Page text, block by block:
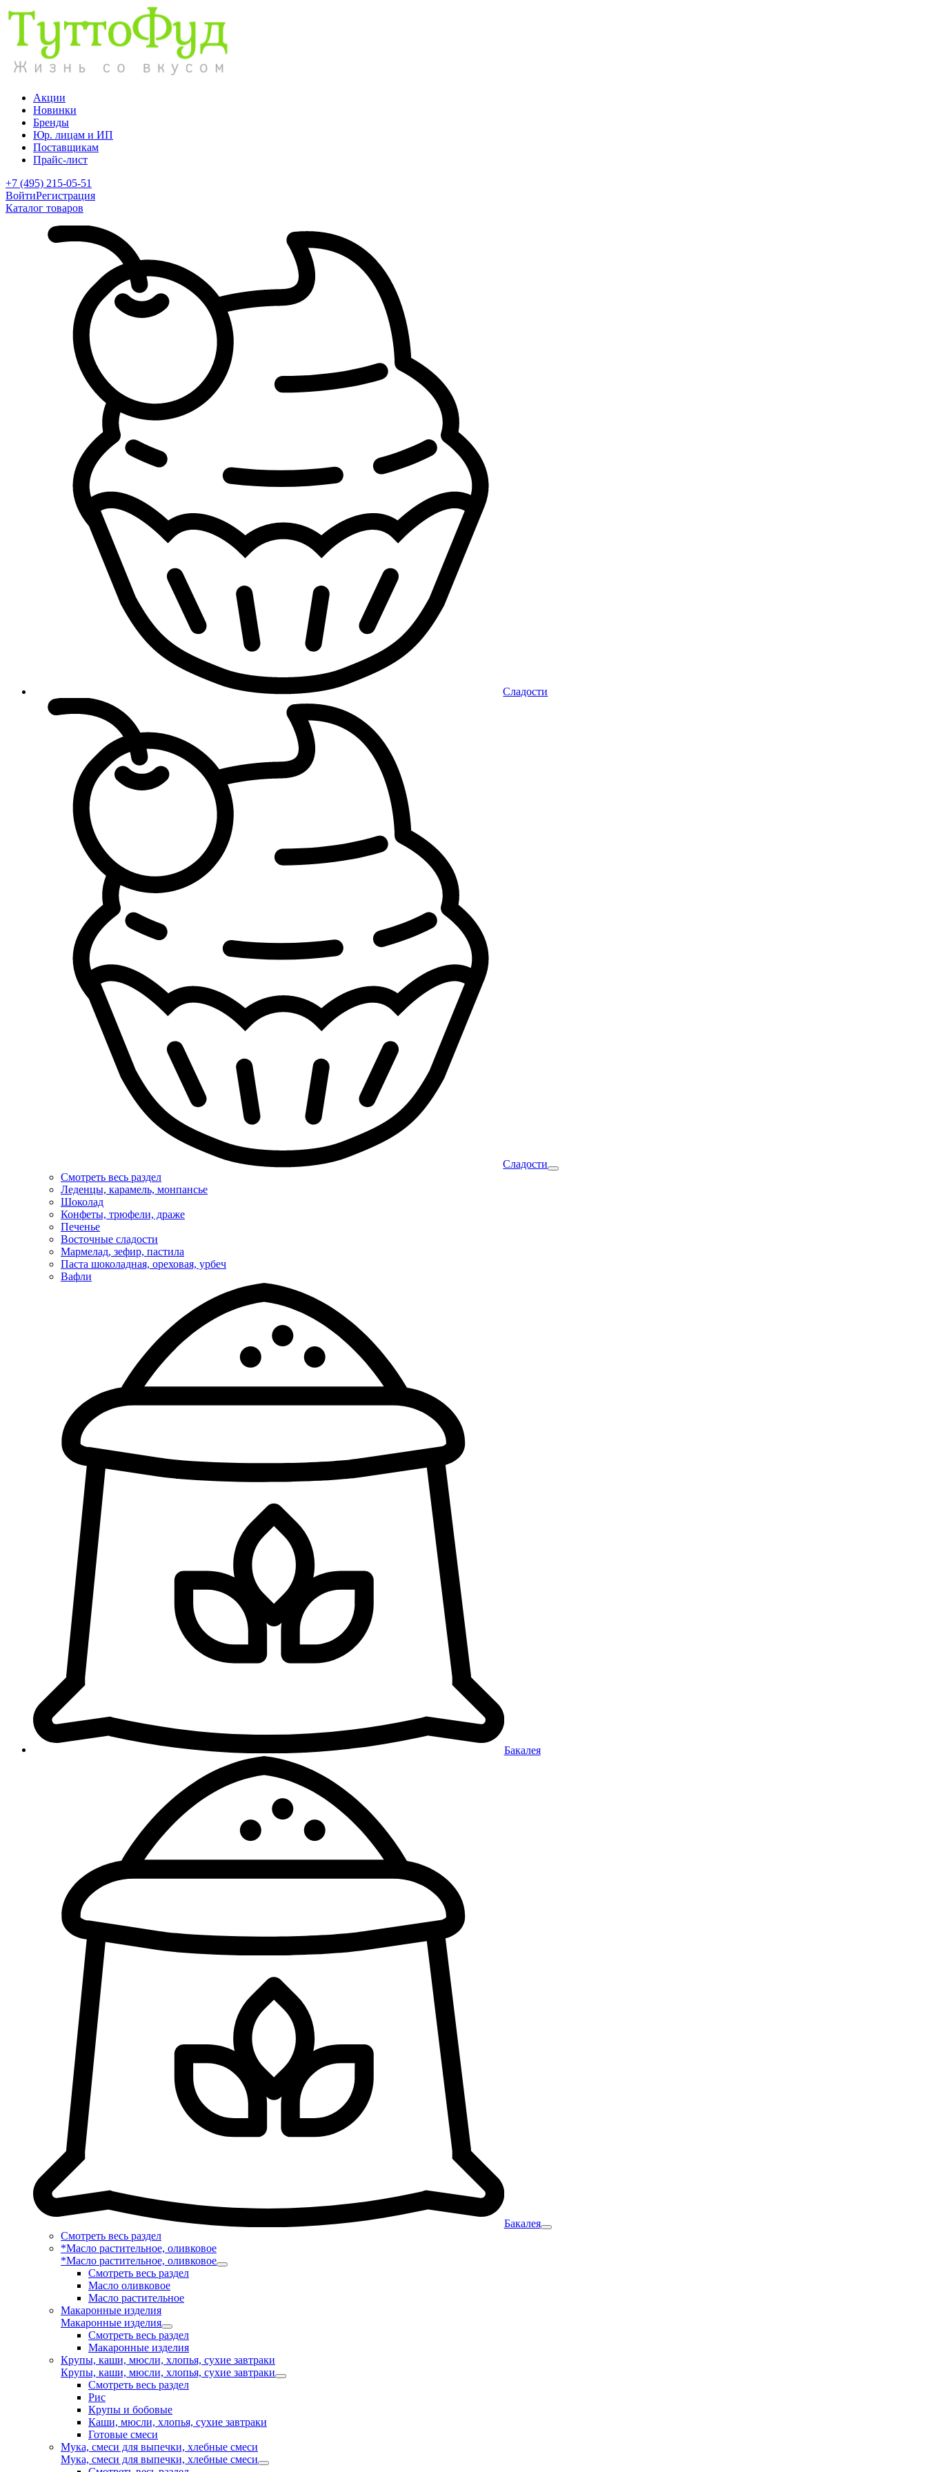
Акции
Новинки
Бренды
Юр. лицам и ИП
Поставщикам
Прайс-лист
+7 (495) 215-05-51
ВойтиРегистрация
Каталог товаров
Сладости
Сладости
Смотреть весь раздел
Леденцы, карамель, монпансье
Шоколад
Конфеты, трюфели, драже
Печенье
Восточные сладости
Мармелад, зефир, пастила
Паста шоколадная, ореховая, урбеч
Вафли
Бакалея
Бакалея
Смотреть весь раздел
*Масло растительное, оливковое
*Масло растительное, оливковое
Смотреть весь раздел
Масло оливковое
Масло растительное
Макаронные изделия
Макаронные изделия
Смотреть весь раздел
Макаронные изделия
Крупы, каши, мюсли, хлопья, сухие завтраки
Крупы, каши, мюсли, хлопья, сухие завтраки
Смотреть весь раздел
Рис
Крупы и бобовые
Каши, мюсли, хлопья, сухие завтраки
Готовые смеси
Мука, смеси для выпечки, хлебные смеси
Мука, смеси для выпечки, хлебные смеси